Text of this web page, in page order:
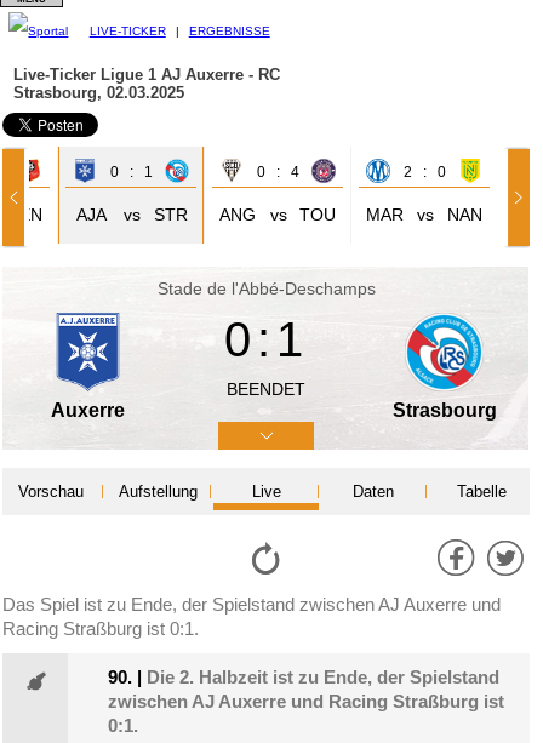
LIVE-TICKER | ERGEBNISSE
Live-Ticker Ligue 1 AJ Auxerre - RC
Strasbourg, 02.03.2025
REN
0 : 1
AJA vs STR
0 : 4
ANG vs TOU
2 : 0
MAR vs NAN
Stade de l'Abbé-Deschamps
Auxerre
0:1
BEENDET
Strasbourg
Vorschau Aufstellung Live Daten Tabelle
Das Spiel ist zu Ende, der Spielstand zwischen AJ Auxerre und
Racing Straßburg ist 0:1.
90. | Die 2. Halbzeit ist zu Ende, der Spielstand
zwischen AJ Auxerre und Racing Straßburg ist
0:1.